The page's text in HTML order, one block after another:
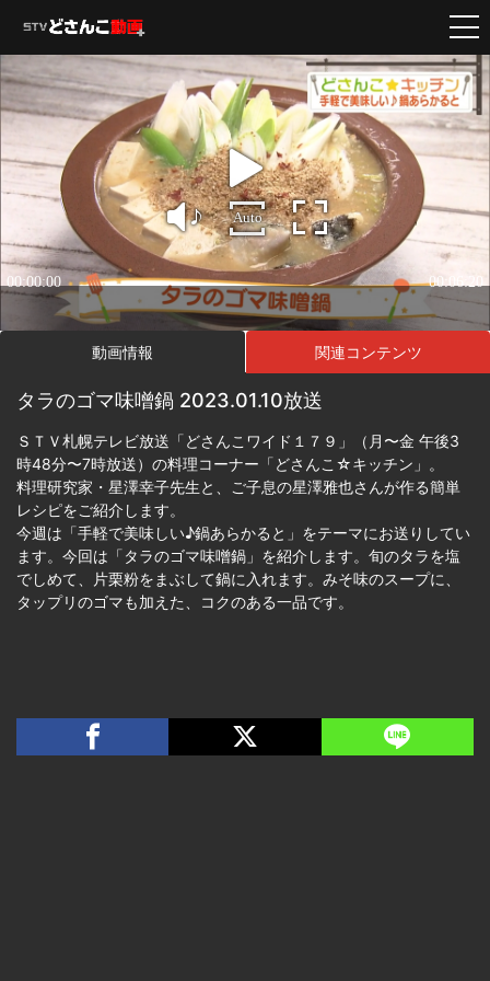
動画情報 関連コンテンツ
タラのゴマ味噌鍋 2023.01.10放送
ＳＴＶ札幌テレビ放送「どさんこワイド１７９」（月〜金 午後3
時48分〜7時放送）の料理コーナー「どさんこ☆キッチン」。
料理研究家・星澤幸子先生と、ご子息の星澤雅也さんが作る簡単
レシピをご紹介します。
今週は「手軽で美味しい♪鍋あらかると」をテーマにお送りしてい
ます。今回は「タラのゴマ味噌鍋」を紹介します。旬のタラを塩
でしめて、片栗粉をまぶして鍋に入れます。みそ味のスープに、
タップリのゴマも加えた、コクのある一品です。